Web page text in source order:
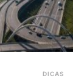
DICAS